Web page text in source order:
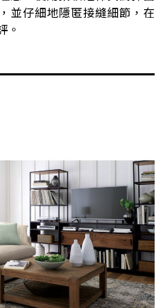
並仔細地隱匿接縫細節，在
。